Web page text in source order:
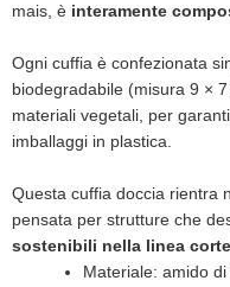
mais, è interamente
Ogni cuffia è confezionata
biodegradabile (misura 9 ×
materiali vegetali, per
imballaggi in plastica.
Questa cuffia doccia rientra
pensata per strutture che
sostenibili nella linea
Materiale: amido